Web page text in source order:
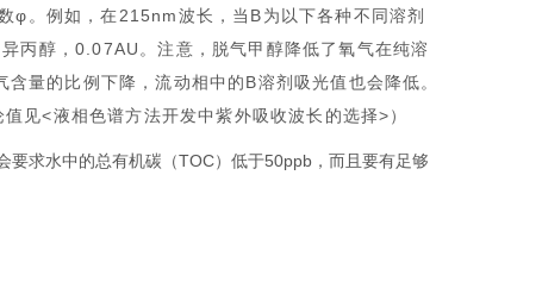
φ。例如，在215nm波长，当B为以下各种不同溶剂
丙醇，0.07AU。注意，脱气甲醇降低了氧气在纯溶
量的比例下降，流动相中的B溶剂吸光值也会降低。
见<液相色谱方法开发中紫外吸收波长的选择>）
求水中的总有机碳（TOC）低于50ppb，而且要有足够